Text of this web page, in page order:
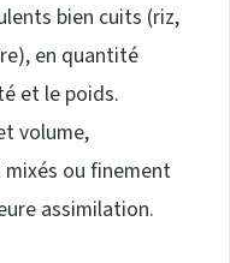
bien cuits (riz,
en quantité
et le poids.
volume,
ou finement
assimilation.